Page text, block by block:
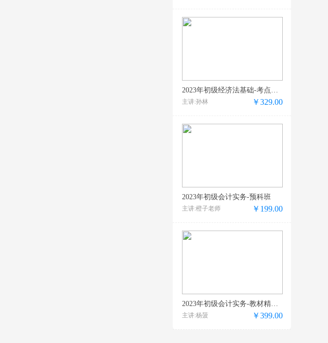
2023年初级经济法基础-考点强化班
￥329.00
主讲:孙林
2023年初级会计实务-预科班
￥199.00
主讲:橙子老师
2023年初级会计实务-教材精讲班
￥399.00
主讲:杨菠